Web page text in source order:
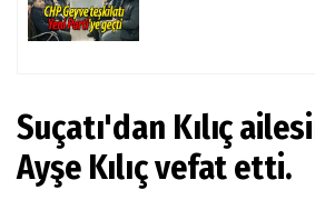
Suçatı'dan Kılıç
Ayşe Kılıç vefat etti.